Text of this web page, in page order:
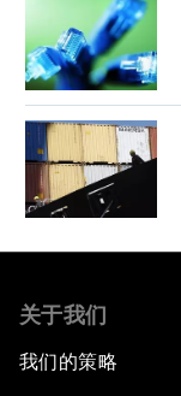
关于我们
我们的策略